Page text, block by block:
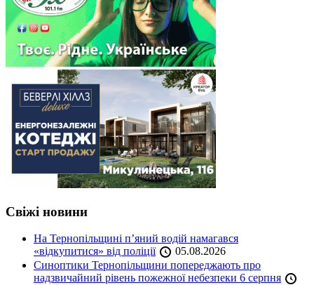
Свіжі новини
На Тернопільщині п’яний водій намагався
«відкупитися» від поліції
05.08.2026
Синоптики Тернопільщини попереджають про
надзвичайний рівень пожежної небезпеки 6 серпня